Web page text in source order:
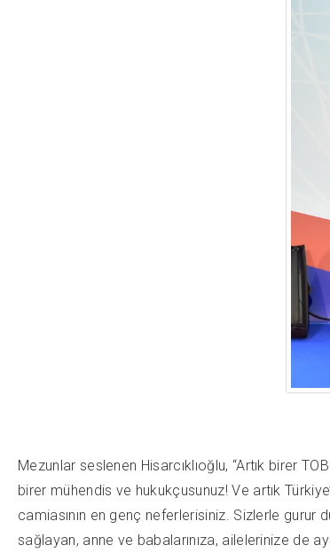
Mezunlar seslenen Hisarcıklıoğlu, “Artık birer
birer mühendis ve hukukçusunuz! Ve artık
camiasının en genç neferlerisiniz. Sizlerle gurur
sağlayan, anne ve babalarınıza, ailelerinize de